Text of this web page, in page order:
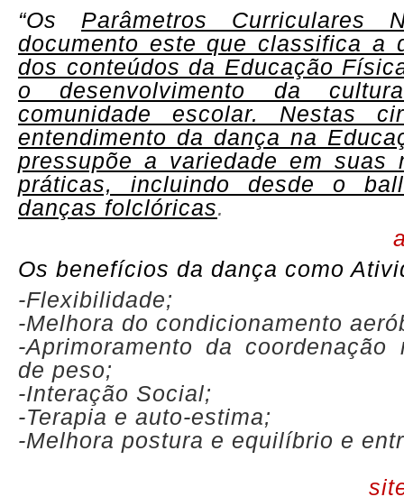
“Os Parâmetros Curriculares
documento este que classifica a
dos conteúdos da Educação
o desenvolvimento da
comunidade escolar. Nestas
entendimento da dança na
pressupõe a variedade em suas
práticas, incluindo desde o
danças folclóricas.
Os benefícios da dança como
-Flexibilidade;
-Melhora do condicionamento
-Aprimoramento da coordenação
de peso;
-Interação Social;
-Terapia e auto-estima;
-Melhora postura e equilíbrio e